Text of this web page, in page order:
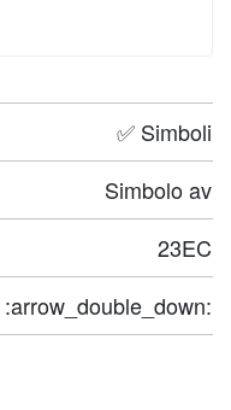
✅ Simboli
Simbolo av
23EC
:arrow_double_down: